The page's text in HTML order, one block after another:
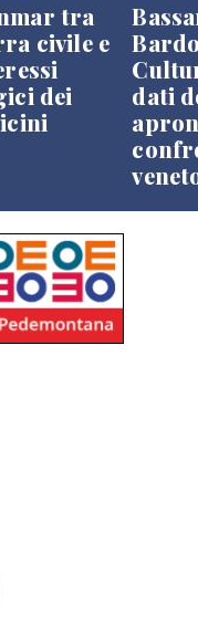
tra
civile e
dei
dati